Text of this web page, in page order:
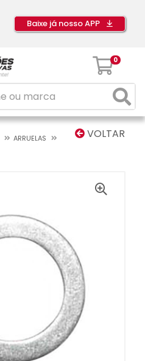
Baixe já nosso APP
0
VOLTAR
ARRUELAS